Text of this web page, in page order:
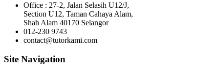
Office : 27-2, Jalan Selasih U12/J,
Section U12, Taman Cahaya Alam,
Shah Alam 40170 Selangor
012-230 9743
contact@tutorkami.com
Site Navigation